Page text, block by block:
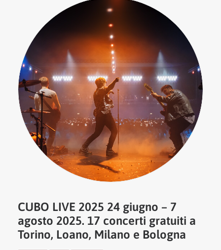
CUBO LIVE 2025 24 giugno – 7
agosto 2025. 17 concerti gratuiti a
Torino, Loano, Milano e Bologna